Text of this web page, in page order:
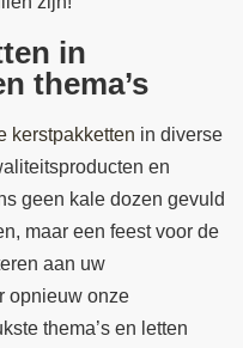
in
thema’s
kerstpakketten in diverse
en
geen kale dozen gevuld
maar een feest voor de
aan uw
opnieuw onze
thema’s en letten